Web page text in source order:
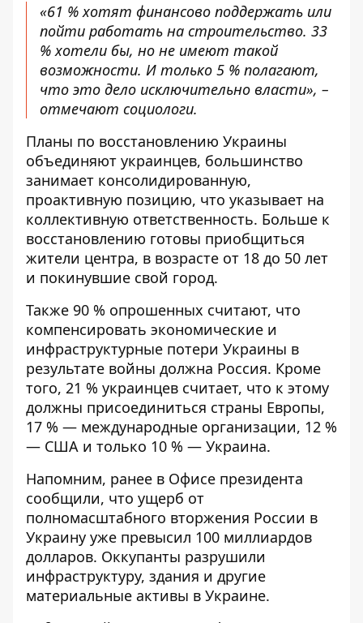
«61 % хотят финансово поддержать или
пойти работать на строительство. 33
% хотели бы, но не имеют такой
возможности. И только 5 % полагают,
что это дело исключительно власти», –
отмечают социологи.
Планы по восстановлению Украины
объединяют украинцев, большинство
занимает консолидированную,
проактивную позицию, что указывает на
коллективную ответственность. Больше к
восстановлению готовы приобщиться
жители центра, в возрасте от 18 до 50 лет
и покинувшие свой город.
Также 90 % опрошенных считают, что
компенсировать экономические и
инфраструктурные потери Украины в
результате войны должна Россия. Кроме
того, 21 % украинцев считает, что к этому
должны присоединиться страны Европы,
17 % — международные организации, 12 %
— США и только 10 % — Украина.
Напомним, ранее в Офисе президента
сообщили, что ущерб от
полномасштабного вторжения России в
Украину уже превысил 100 миллиардов
долларов. Оккупанты разрушили
инфраструктуру, здания и другие
материальные активы в Украине.